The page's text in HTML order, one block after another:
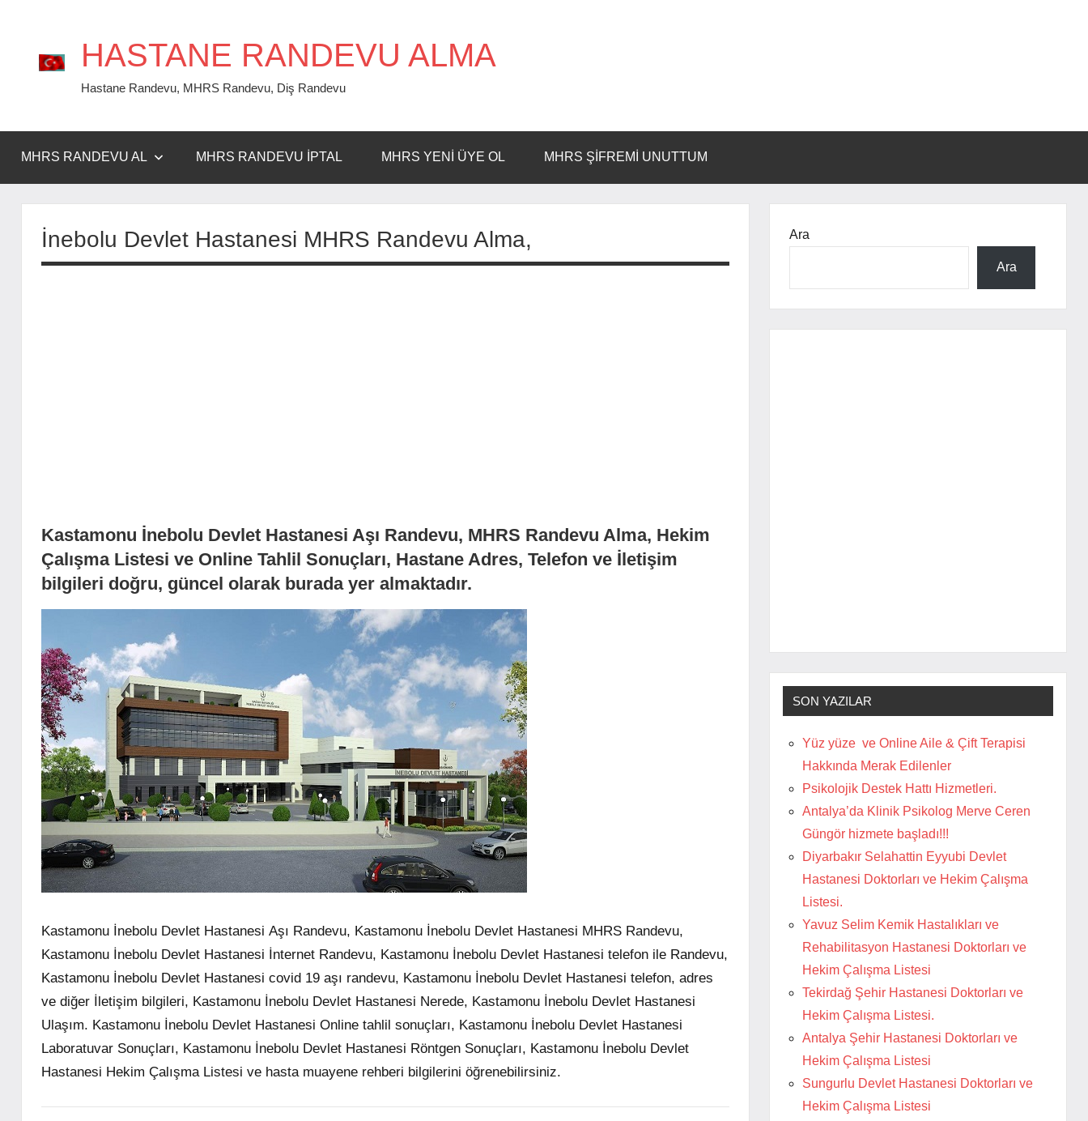
HASTANE RANDEVU ALMA
Hastane Randevu, MHRS Randevu, Diş Randevu
MHRS RANDEVU AL MHRS RANDEVU İPTAL MHRS YENI ÜYE OL MHRS ŞIFREMI UNUTTUM
İnebolu Devlet Hastanesi MHRS Randevu Alma,
Kastamonu İnebolu Devlet Hastanesi Aşı Randevu, MHRS Randevu Alma, Hekim
Çalışma Listesi ve Online Tahlil Sonuçları, Hastane Adres, Telefon ve İletişim
bilgileri doğru, güncel olarak burada yer almaktadır.
Kastamonu İnebolu Devlet Hastanesi Aşı Randevu, Kastamonu İnebolu Devlet Hastanesi MHRS Randevu,
Kastamonu İnebolu Devlet Hastanesi İnternet Randevu, Kastamonu İnebolu Devlet Hastanesi telefon ile Randevu,
Kastamonu İnebolu Devlet Hastanesi covid 19 aşı randevu, Kastamonu İnebolu Devlet Hastanesi telefon, adres
ve diğer İletişim bilgileri, Kastamonu İnebolu Devlet Hastanesi Nerede, Kastamonu İnebolu Devlet Hastanesi
Ulaşım. Kastamonu İnebolu Devlet Hastanesi Online tahlil sonuçları, Kastamonu İnebolu Devlet Hastanesi
Laboratuvar Sonuçları, Kastamonu İnebolu Devlet Hastanesi Röntgen Sonuçları, Kastamonu İnebolu Devlet
Hastanesi Hekim Çalışma Listesi ve hasta muayene rehberi bilgilerini öğrenebilirsiniz.
Ara
Ara
SON YAZILAR
Yüz yüze ve Online Aile & Çift Terapisi
Hakkında Merak Edilenler
Psikolojik Destek Hattı Hizmetleri.
Antalya’da Klinik Psikolog Merve Ceren
Güngör hizmete başladı!!!
Diyarbakır Selahattin Eyyubi Devlet
Hastanesi Doktorları ve Hekim Çalışma
Listesi.
Yavuz Selim Kemik Hastalıkları ve
Rehabilitasyon Hastanesi Doktorları ve
Hekim Çalışma Listesi
Tekirdağ Şehir Hastanesi Doktorları ve
Hekim Çalışma Listesi.
Antalya Şehir Hastanesi Doktorları ve
Hekim Çalışma Listesi
Sungurlu Devlet Hastanesi Doktorları ve
Hekim Çalışma Listesi